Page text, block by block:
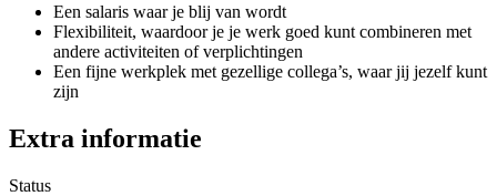
Een salaris waar je blij van wordt
Flexibiliteit, waardoor je je werk goed kunt combineren met
andere activiteiten of verplichtingen
Een fijne werkplek met gezellige collega’s, waar jij jezelf kunt
zijn
Extra informatie
Status